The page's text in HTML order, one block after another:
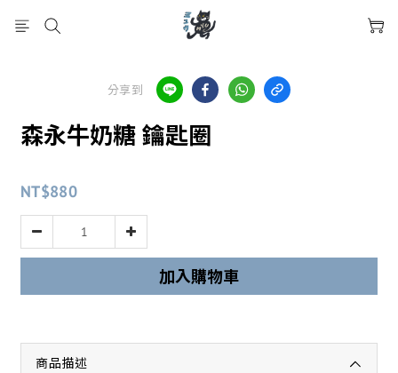
分享到
森永牛奶糖 鑰匙圈
NT$880
加入購物車
商品描述